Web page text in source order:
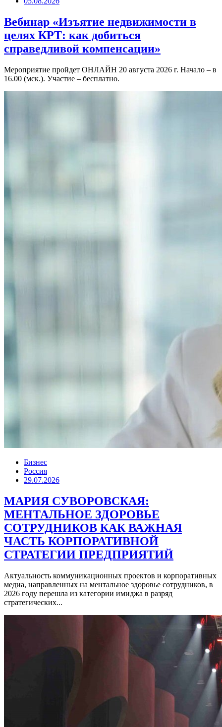
Вебинар «Изъятие недвижимости в
целях КРТ: как добиться
справедливой компенсации»
Мероприятие пройдет ОНЛАЙН 20 августа 2026 г. Начало – в
16.00 (мск.). Участие – бесплатно.
Бизнес
Россия
29.07.2026
МАРИЯ СУВОРОВСКАЯ:
МЕНТАЛЬНОЕ ЗДОРОВЬЕ
СОТРУДНИКОВ КАК ВАЖНАЯ
ЧАСТЬ КОРПОРАТИВНОЙ
СТРАТЕГИИ ПРЕДПРИЯТИЙ
Актуальность коммуникационных проектов и корпоративных
медиа, направленных на ментальное здоровье сотрудников, в
2026 году перешла из категории имиджа в разряд
стратегических...